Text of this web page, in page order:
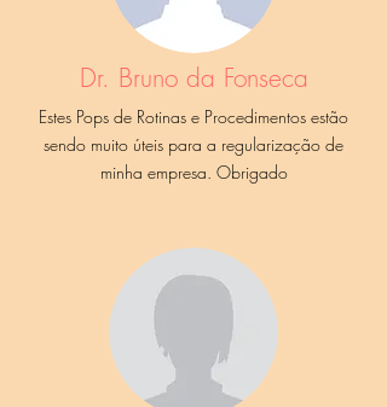
Dr. Bruno da Fonseca
Estes Pops de Rotinas e Procedimentos estão
sendo muito úteis para a regularização de
minha empresa. Obrigado